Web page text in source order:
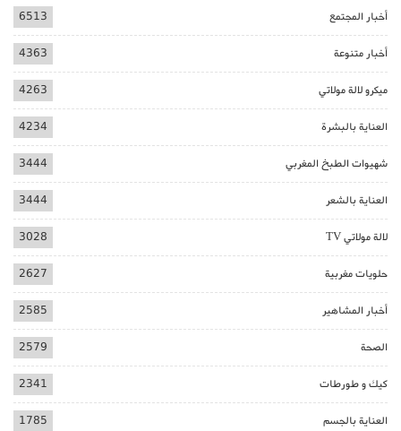
أخبار المجتمع 6513
أخبار متنوعة 4363
ميكرو لالة مولاتي 4263
العناية بالبشرة 4234
شهيوات الطبخ المغربي 3444
العناية بالشعر 3444
لالة مولاتي TV 3028
حلويات مغربية 2627
أخبار المشاهير 2585
الصحة 2579
كيك و طورطات 2341
العناية بالجسم 1785